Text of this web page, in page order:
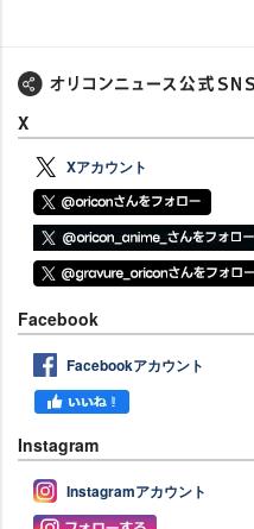
X
Xアカウント
Facebook
Facebookアカウント
Instagram
Instagramアカウント